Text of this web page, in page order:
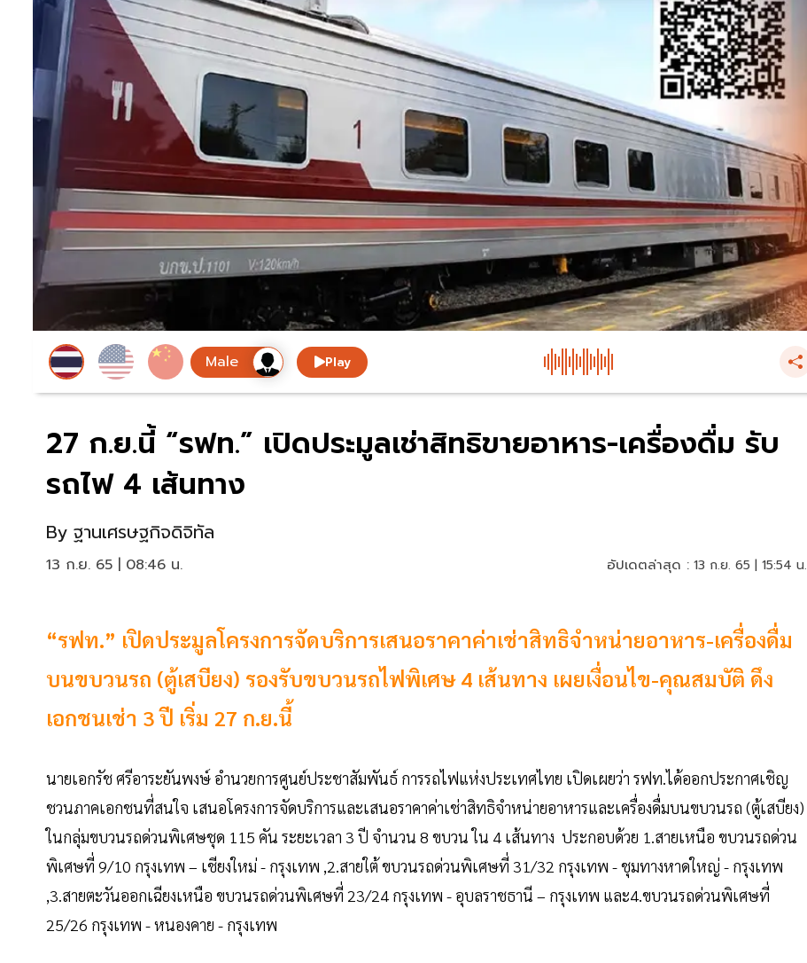
Play
27 ก.ย.นี้ “รฟท.” เปิดประมูลเช่าสิทธิขายอาหาร-เครื่องดื่ม รับ
รถไฟ 4 เส้นทาง
By ฐานเศรษฐกิจดิจิทัล
13 ก.ย. 65 | 08:46 น. อัปเดตล่าสุด : 13 ก.ย. 65 | 15:54 น.
“รฟท.” เปิดประมูลโครงการจัดบริการเสนอราคาค่าเช่าสิทธิจำหน่ายอาหาร-เครื่องดื่ม
บนขบวนรถ (ตู้เสบียง) รองรับขบวนรถไฟพิเศษ 4 เส้นทาง เผยเงื่อนไข-คุณสมบัติ ดึง
เอกชนเช่า 3 ปี เริ่ม 27 ก.ย.นี้
นายเอกรัช ศรีอาระยันพงษ์ อำนวยการศูนย์ประชาสัมพันธ์ การรถไฟแห่งประเทศไทย เปิดเผยว่า รฟท.ได้ออกประกาศเชิญ
ชวนภาคเอกชนที่สนใจ เสนอโครงการจัดบริการและเสนอราคาค่าเช่าสิทธิจำหน่ายอาหารและเครื่องดื่มบนขบวนรถ (ตู้เสบียง)
ในกลุ่มขบวนรถด่วนพิเศษชุด 115 คัน ระยะเวลา 3 ปี จำนวน 8 ขบวน ใน 4 เส้นทาง ประกอบด้วย 1.สายเหนือ ขบวนรถด่วน
พิเศษที่ 9/10 กรุงเทพ – เชียงใหม่ - กรุงเทพ ,2.สายใต้ ขบวนรถด่วนพิเศษที่ 31/32 กรุงเทพ - ชุมทางหาดใหญ่ - กรุงเทพ
,3.สายตะวันออกเฉียงเหนือ ขบวนรถด่วนพิเศษที่ 23/24 กรุงเทพ - อุบลราชธานี – กรุงเทพ และ4.ขบวนรถด่วนพิเศษที่
25/26 กรุงเทพ - หนองคาย - กรุงเทพ